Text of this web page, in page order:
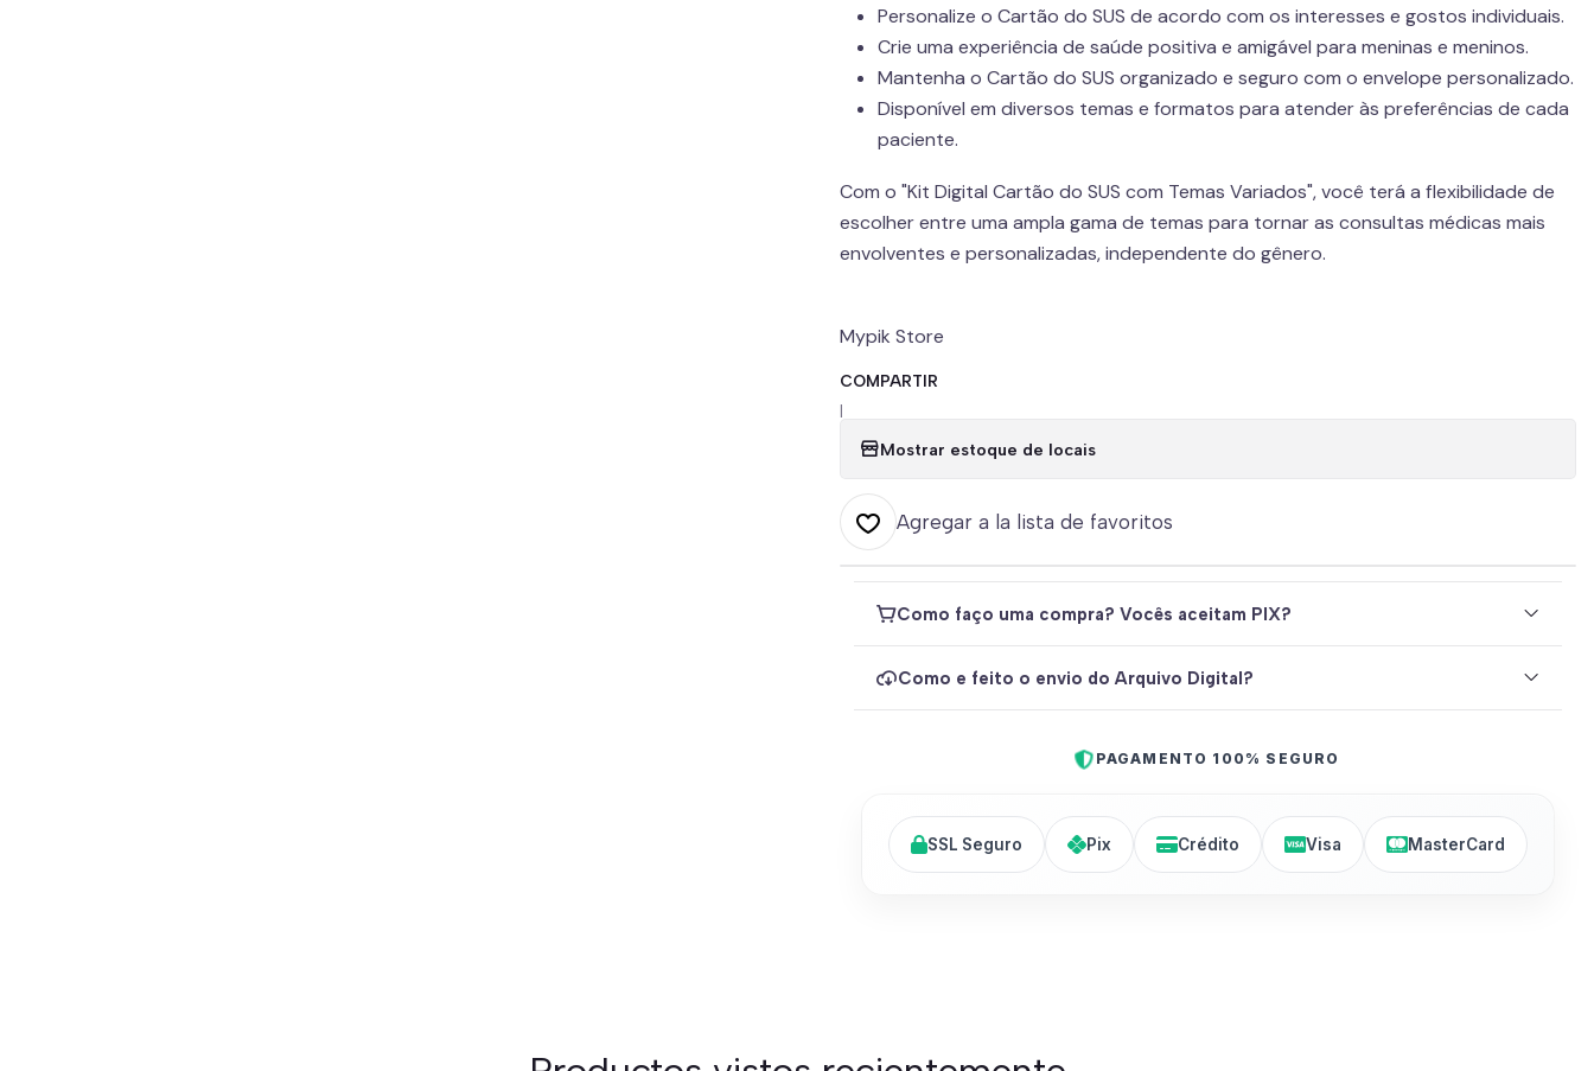
Personalize o Cartão do SUS de acordo com os interesses e gostos individuais.
Crie uma experiência de saúde positiva e amigável para meninas e meninos.
Mantenha o Cartão do SUS organizado e seguro com o envelope personalizado.
Disponível em diversos temas e formatos para atender às preferências de cada
paciente.
Com o "Kit Digital Cartão do SUS com Temas Variados", você terá a flexibilidade de
escolher entre uma ampla gama de temas para tornar as consultas médicas mais
envolventes e personalizadas, independente do gênero.
Mypik Store
COMPARTIR
|
Mostrar estoque de locais
Agregar a la lista de favoritos
Como faço uma compra? Vocês aceitam PIX?
Como e feito o envio do Arquivo Digital?
PAGAMENTO 100% SEGURO
SSL Seguro Pix Crédito Visa MasterCard